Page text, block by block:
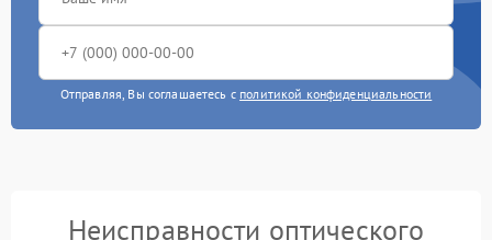
Отправляя, Вы соглашаетесь с политикой конфиденциальности
Неисправности оптического